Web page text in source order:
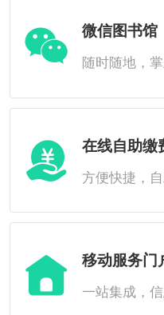
微信图书馆
随时随地，
在线自助缴
方便快捷，
移动服务门
一站集成，